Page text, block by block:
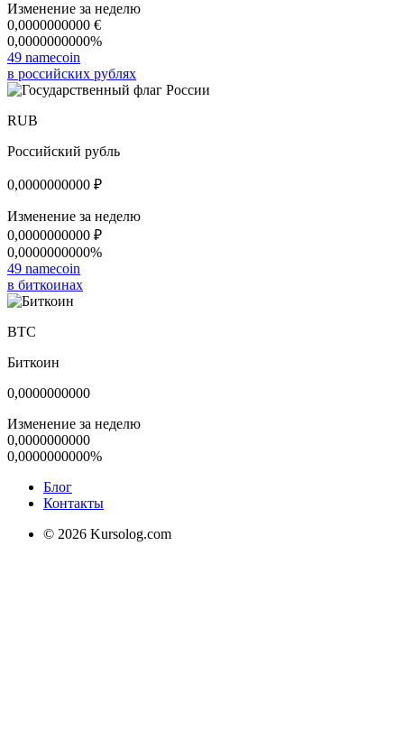
Изменение за неделю
0,0000000000 €
0,0000000000%
49 namecoin
в российских рублях
RUB
Российский рубль
0,0000000000 ₽
Изменение за неделю
0,0000000000 ₽
0,0000000000%
49 namecoin
в биткоинах
BTC
Биткоин
0,0000000000
Изменение за неделю
0,0000000000
0,0000000000%
Блог
Контакты
© 2026 Kursolog.com